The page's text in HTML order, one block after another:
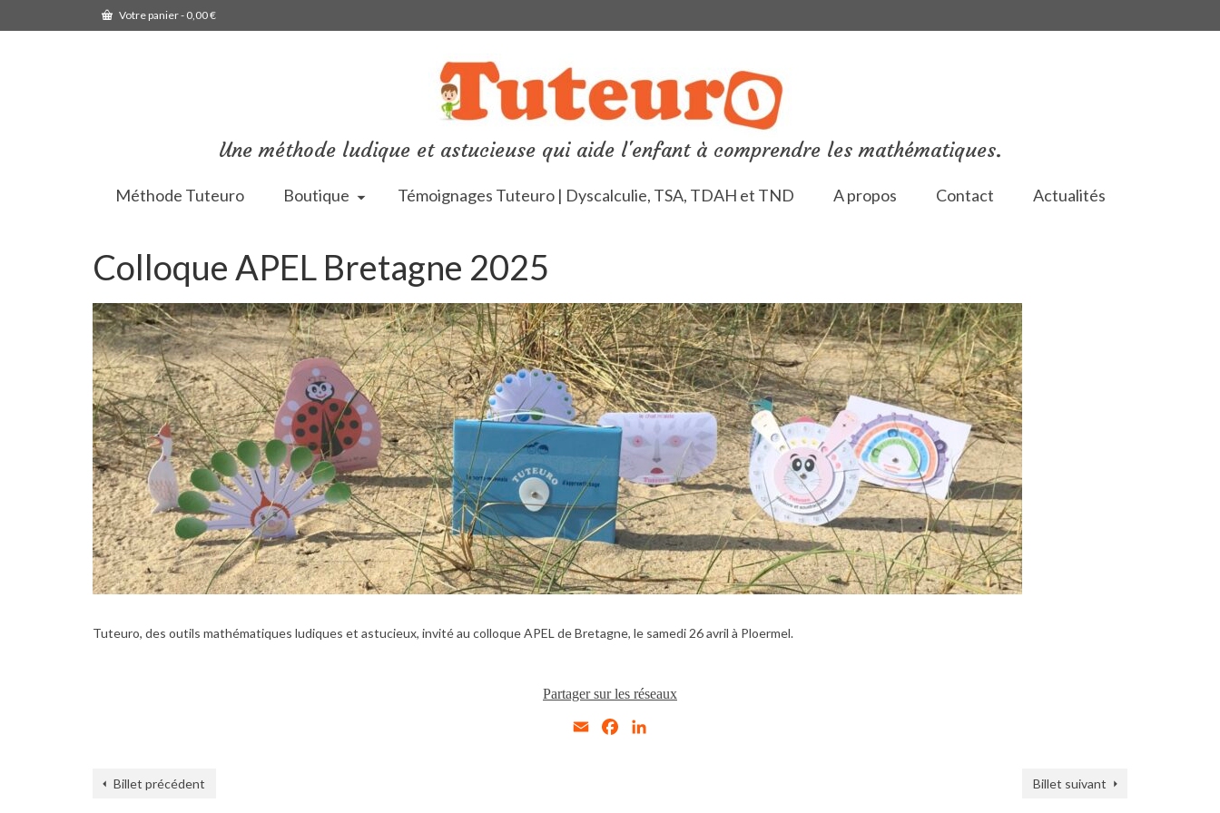
Votre panier- 0,00€
Une méthode ludique et astucieuse qui aide l'enfant à comprendre les mathématiques.
Méthode Tuteuro Boutique Témoignages Tuteuro | Dyscalculie, TSA, TDAH et TND A propos Contact Actualités
Colloque APEL Bretagne 2025
Tuteuro, des outils mathématiques ludiques et astucieux, invité au colloque APEL de Bretagne, le samedi 26 avril à Ploermel.
Partager sur les réseaux
Email Facebook
Billet précédent Billet suivant